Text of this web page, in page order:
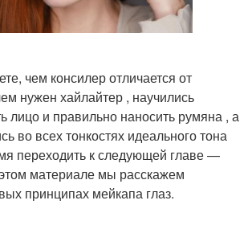
чем консилер отличается от
нужен хайлайтер , научились
лицо и правильно наносить румяна , а
во всех тонкостях идеального тона
переходить к следующей главе —
материале мы расскажем
принципах мейкапа глаз.